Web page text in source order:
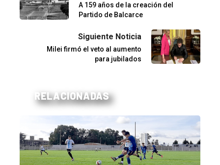
A 159 años de la creación del
Partido de Balcarce
Siguiente Noticia
Milei firmó el veto al aumento
para jubilados
RELACIONADAS